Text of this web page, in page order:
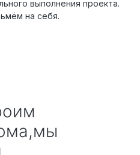
выполнения проекта.
на себя.